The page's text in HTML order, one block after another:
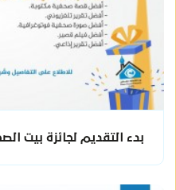
بدء التقديم لجائزة بيت